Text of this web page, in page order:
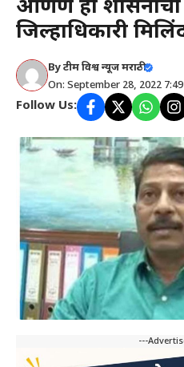
आणणे ही
जिल्हाधिकारी
Byटीम विश्व न्यूज मराठी
On: September 28, 2022
Follow Us:
---